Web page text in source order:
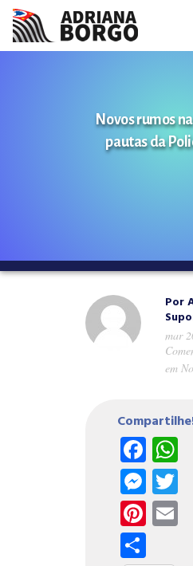
CONHEÇA A ADRIANA
Novos rumos
pautas da
Por
mar
em
Share